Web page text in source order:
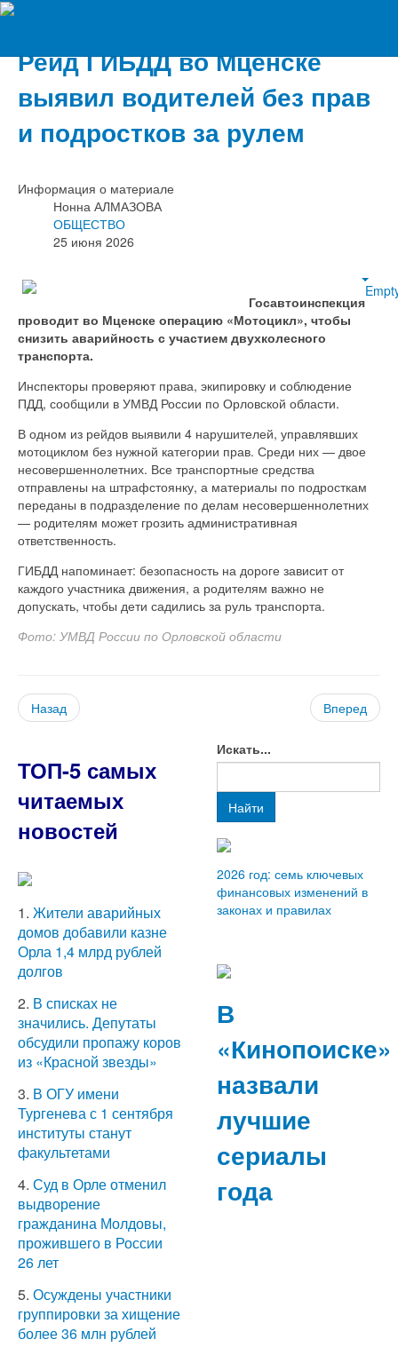
Рейд ГИБДД во Мценске
выявил водителей без прав
и подростков за рулем
Информация о материале
Нонна АЛМАЗОВА
ОБЩЕСТВО
25 июня 2026
Госавтоинспекция
проводит во Мценске операцию «Мотоцикл», чтобы
снизить аварийность с участием двухколесного
транспорта.
Инспекторы проверяют права, экипировку и соблюдение
ПДД, сообщили в УМВД России по Орловской области.
В одном из рейдов выявили 4 нарушителей, управлявших
мотоциклом без нужной категории прав. Среди них — двое
несовершеннолетних. Все транспортные средства
отправлены на штрафстоянку, а материалы по подросткам
переданы в подразделение по делам несовершеннолетних
— родителям может грозить административная
ответственность.
ГИБДД напоминает: безопасность на дороге зависит от
каждого участника движения, а родителям важно не
допускать, чтобы дети садились за руль транспорта.
Фото: УМВД России по Орловской области
Назад Вперед
ТОП-5 самых
читаемых
новостей
1. Жители аварийных
домов добавили казне
Орла 1,4 млрд рублей
долгов
2. В списках не
значились. Депутаты
обсудили пропажу коров
из «Красной звезды»
3. В ОГУ имени
Тургенева с 1 сентября
институты станут
факультетами
4. Суд в Орле отменил
выдворение
гражданина Молдовы,
прожившего в России
26 лет
5. Осуждены участники
группировки за хищение
более 36 млн рублей
Искать...
Найти
2026 год: семь ключевых
финансовых изменений в
законах и правилах
В
«Кинопоиске»
назвали
лучшие
сериалы
года